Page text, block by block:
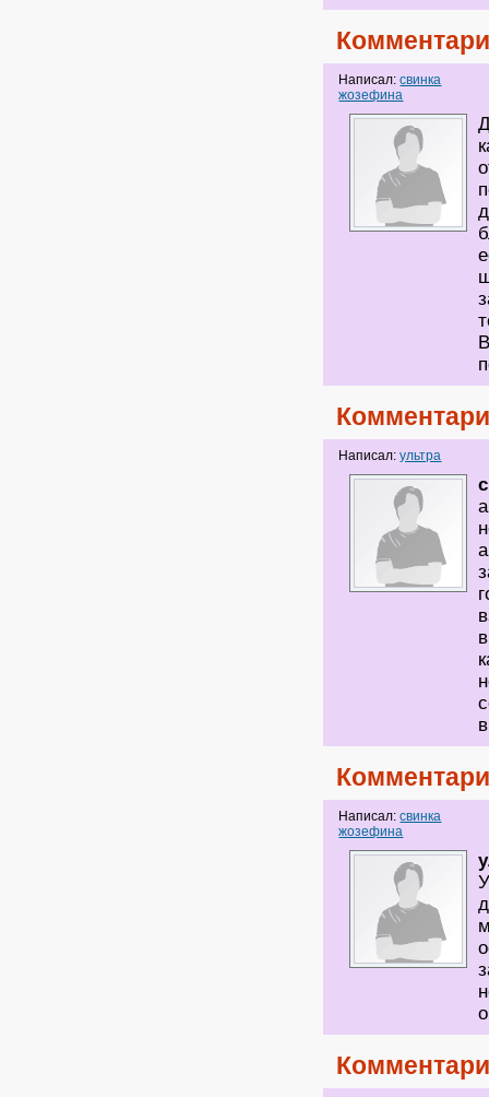
Написал:свинка
жозефина
Написал:ультра
Написал:свинка
жозефина